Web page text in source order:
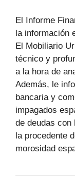
El Informe
la información
El Mobiliario
técnico y
a la hora de
Además, le
bancaria y
impagados
de deudas
la procedente
morosidad